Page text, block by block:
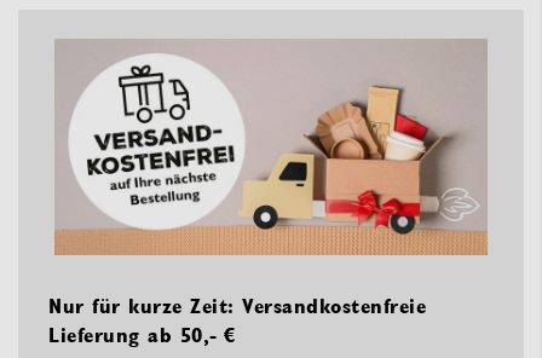
Nur für kurze Zeit: Versandkostenfreie
Lieferung ab 50,- €